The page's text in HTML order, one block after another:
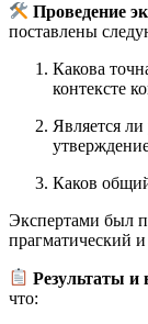
Проведение
поставлены
Какова
контексте
Является
Каков
Экспертами был
прагматический
Результаты
что: